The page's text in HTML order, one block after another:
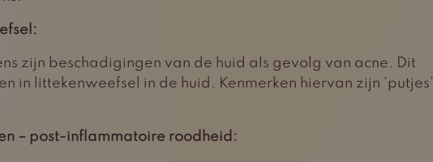
zijn beschadigingen van de huid als gevolg van acne. Dit
in littekenweefsel in de huid. Kenmerken hiervan zijn ‘putjes’
– post-inflammatoire roodheid: